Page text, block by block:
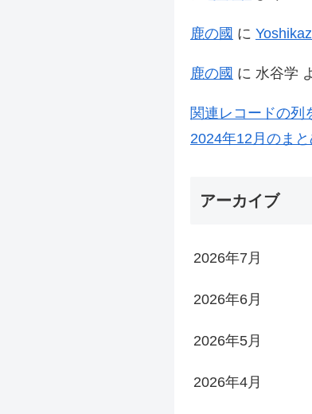
鹿の國 に
鹿の國 に 水谷学
関連レコードの列
2024年12月のま
アーカイブ
2026年7月
2026年6月
2026年5月
2026年4月